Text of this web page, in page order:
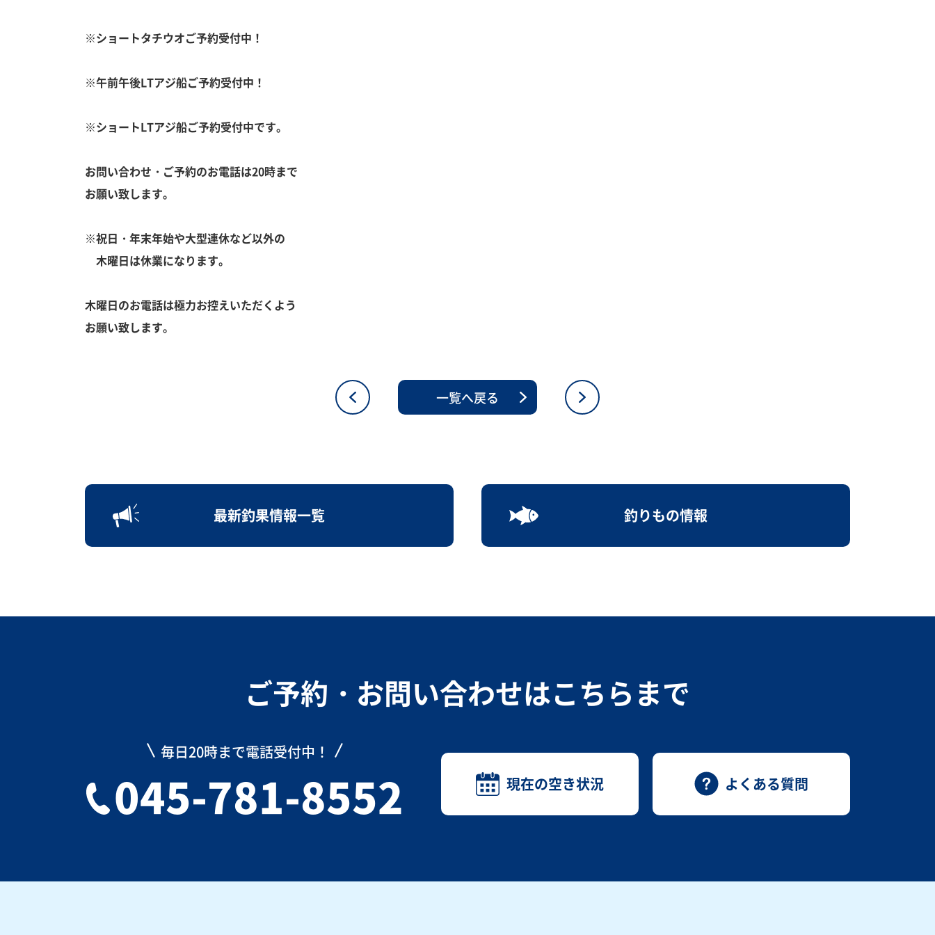
※ショートタチウオご予約受付中！
※午前午後LTアジ船ご予約受付中！
※ショートLTアジ船ご予約受付中です。
お問い合わせ・ご予約のお電話は20時まで
お願い致します。
※祝日・年末年始や大型連休など以外の
木曜日は休業になります。
木曜日のお電話は極力お控えいただくよう
お願い致します。
一覧へ戻る
最新釣果情報一覧 釣りもの情報
ご予約・お問い合わせはこちらまで
毎日20時まで電話受付中！
045-781-8552 現在の空き状況 よくある質問